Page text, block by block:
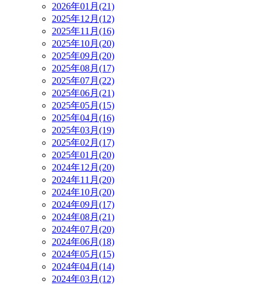
2026年01月(21)
2025年12月(12)
2025年11月(16)
2025年10月(20)
2025年09月(20)
2025年08月(17)
2025年07月(22)
2025年06月(21)
2025年05月(15)
2025年04月(16)
2025年03月(19)
2025年02月(17)
2025年01月(20)
2024年12月(20)
2024年11月(20)
2024年10月(20)
2024年09月(17)
2024年08月(21)
2024年07月(20)
2024年06月(18)
2024年05月(15)
2024年04月(14)
2024年03月(12)